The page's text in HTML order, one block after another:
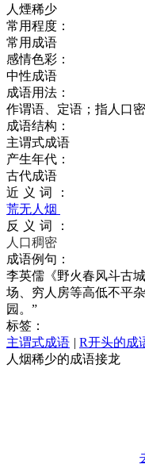
人煙稀少
常用程度：
常用成语
感情色彩：
中性成语
成语用法：
作谓语、定语；指人口
成语结构：
主谓式成语
产生年代：
古代成语
近义词：
荒无人烟
反义词：
人口稠密
成语例句：
李英儒《野火春风斗古
场、穷人房等高低不平
园。”
标签：
主谓式成语 | R开头的成
人烟稀少的成语接龙